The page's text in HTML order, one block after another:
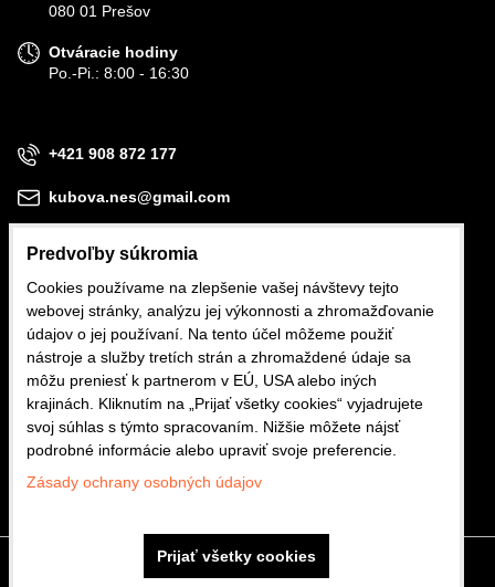
080 01 Prešov
Otváracie hodiny
Po.-Pi.: 8:00 - 16:30
+421 908 872 177
kubova.nes@gmail.com
Obchodné podmienky
Reklamačné podmienky
Ochrana osobných údajov
Zásady ochrany osobných údajov
Predvoľby súkromia
Cookies používame na zlepšenie vašej návštevy tejto
webovej stránky, analýzu jej výkonnosti a zhromažďovanie
údajov o jej používaní. Na tento účel môžeme použiť
nástroje a služby tretích strán a zhromaždené údaje sa
môžu preniesť k partnerom v EÚ, USA alebo iných
krajinách. Kliknutím na „Prijať všetky cookies“ vyjadrujete
svoj súhlas s týmto spracovaním. Nižšie môžete nájsť
podrobné informácie alebo upraviť svoje preferencie.
Zásady ochrany osobných údajov
Prijať všetky cookies